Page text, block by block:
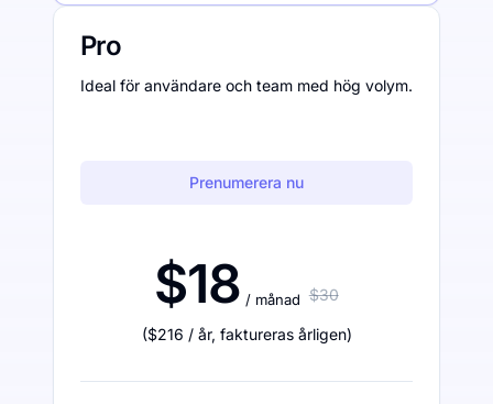
Pro
Ideal för användare och team med hög volym.
Prenumerera nu
$18 / månad $30
($216 / år, faktureras årligen)